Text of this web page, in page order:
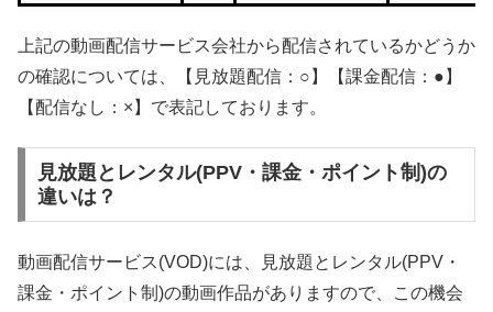
上記の動画配信サービス会社から配信されているかどうか
の確認については、【見放題配信：○】【課金配信：●】
【配信なし：×】で表記しております。
見放題とレンタル(PPV・課金・ポイント制)の
違いは？
動画配信サービス(VOD)には、見放題とレンタル(PPV・
課金・ポイント制)の動画作品がありますので、この機会